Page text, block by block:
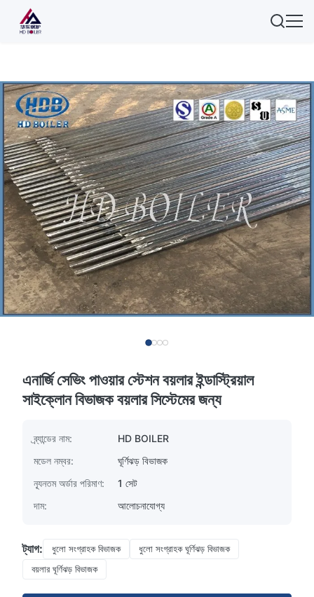
এনার্জি সেভিং পাওয়ার স্টেশন বয়লার ইন্ডাস্ট্রিয়াল
সাইক্লোন বিভাজক বয়লার সিস্টেমের জন্য
ব্র্যান্ডের নাম:
HD BOILER
মডেল নম্বর:
ঘূর্ণিঝড় বিভাজক
ন্যূনতম অর্ডার পরিমাণ:
1 সেট
দাম:
আলোচনাযোগ্য
ট্যাগ: ধুলো সংগ্রাহক বিভাজক
ধুলো সংগ্রাহক ঘূর্ণিঝড় বিভাজক
বয়লার ঘূর্ণিঝড় বিভাজক